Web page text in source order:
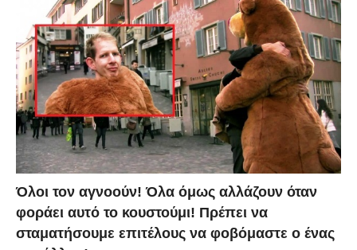
Όλοι τον αγνοούν! Όλα όμως αλλάζουν όταν
φοράει αυτό το κουστούμι! Πρέπει να
σταματήσουμε επιτέλους να φοβόμαστε ο ένας